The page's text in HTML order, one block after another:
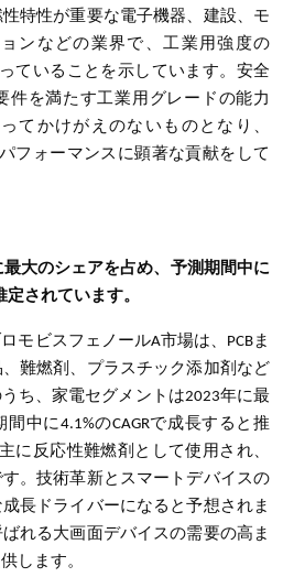
特性が重要な電子機器、建設、モ
ンなどの業界で、工業用強度の
ていることを示しています。安全
件を満たす工業用グレードの能力
てかけがえのないものとなり、
フォーマンスに顕著な貢献をして
大のシェアを占め、予測期間中に
定されています。
モビスフェノールA市場は、PCBま
難燃剤、プラスチック添加剤など
ち、家電セグメントは2023年に最
中に4.1%のCAGRで成長すると推
に反応性難燃剤として使用され、
。技術革新とスマートデバイスの
長ドライバーになると予想されま
れる大画面デバイスの需要の高ま
します。